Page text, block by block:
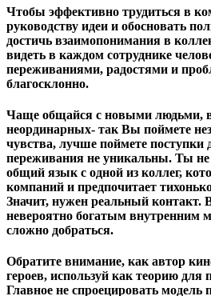
Чтобы эффективно трудиться в
руководству идеи и обосновать
достичь взаимопонимания в
видеть в каждом сотруднике
переживаниями, радостями и
благосклонно.
Чаще общайся с новыми людьми,
неординарных- так Вы поймете
чувства, лучше поймете поступки
переживания не уникальны. Ты
общий язык с одной из коллег,
компаний и предпочитает
Значит, нужен реальный контакт.
невероятно богатым внутренним
сложно добраться.
Обратите внимание, как автор
героев, используй как теорию для
Главное не спроецировать модель